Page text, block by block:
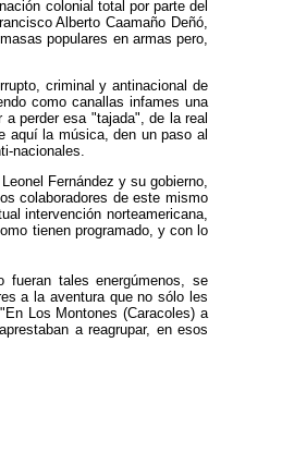
colonial total por parte del
Alberto Caamaño Deñó,
populares en armas pero,
criminal y antinacional de
como canallas infames una
perder esa "tajada", de la real
aquí la música, den un paso al
nacionales.
Fernández y su gobierno,
colaboradores de este mismo
intervención norteamericana,
tienen programado, y con lo
fueran tales energúmenos, se
a la aventura que no sólo les
Los Montones (Caracoles) a
a reagrupar, en esos